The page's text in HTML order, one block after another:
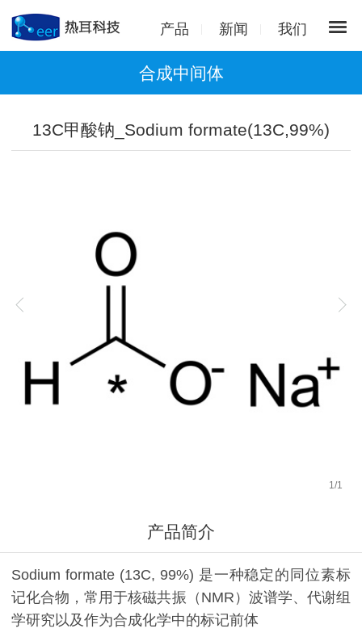
产品 新闻 我们
合成中间体
13C甲酸钠_Sodium formate(13C,99%)
1 /1
产品简介
Sodium formate (13C, 99%) 是一种稳定的同位素标
记化合物，常用于核磁共振（NMR）波谱学、代谢组
学研究以及作为合成化学中的标记前体